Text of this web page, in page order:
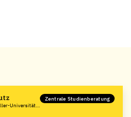
Universität
Zentrale Studienberatung